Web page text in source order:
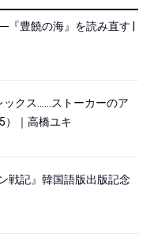
豊饒の海』を読み直す |
クス……ストーカーのア
｜高橋ユキ
戦記』韓国語版出版記念